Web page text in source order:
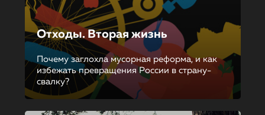
Отходы. Вторая жизнь
Почему заглохла мусорная реформа, и как
избежать превращения России в страну-
свалку?